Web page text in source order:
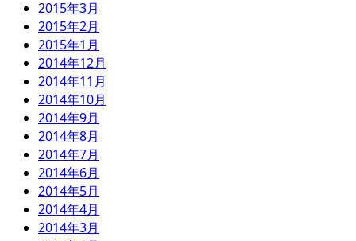
2015年3月
2015年2月
2015年1月
2014年12月
2014年11月
2014年10月
2014年9月
2014年8月
2014年7月
2014年6月
2014年5月
2014年4月
2014年3月